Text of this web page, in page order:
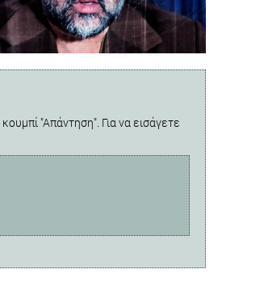
"Απάντηση". Για να εισάγετε